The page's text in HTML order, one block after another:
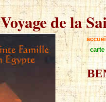
Voyage de la
carte